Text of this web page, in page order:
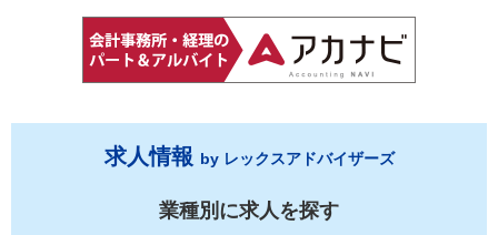
求人情報 by レックスアドバイザーズ
業種別に求人を探す